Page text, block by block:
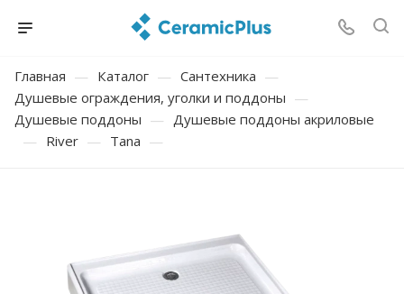
Главная — Каталог — Сантехника —
Душевые ограждения, уголки и поддоны —
Душевые поддоны — Душевые поддоны акриловые
— River — Tana —